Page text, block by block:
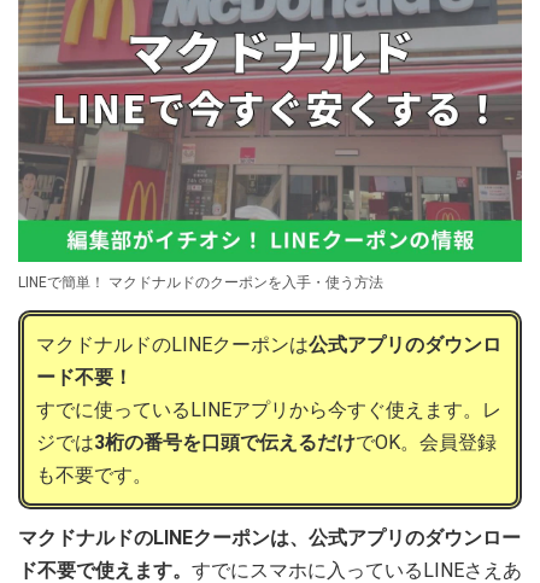
LINEで簡単！ マクドナルドのクーポンを入手・使う方法
マクドナルドのLINEクーポンは公式アプリのダウンロ
ード不要！
すでに使っているLINEアプリから今すぐ使えます。レ
ジでは3桁の番号を口頭で伝えるだけでOK。会員登録
も不要です。
マクドナルドのLINEクーポンは、公式アプリのダウンロー
ド不要で使えます。 すでにスマホに入っているLINEさえあ